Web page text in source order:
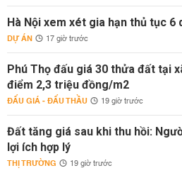
Hà Nội xem xét gia hạn thủ tục 6
DỰ ÁN 17 giờ trước
Phú Thọ đấu giá 30 thửa đất tại
điểm 2,3 triệu đồng/m2
ĐẤU GIÁ - ĐẤU THẦU 19 giờ trước
Đất tăng giá sau khi thu hồi:
lợi ích hợp lý
THỊ TRƯỜNG 19 giờ trước